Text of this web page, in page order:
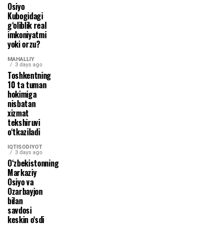
Osiyo
Kubogidagi
g‘oliblik real
imkoniyatmi
yoki orzu?
MAHALLIY
3 days ago
Toshkentning
10 ta tuman
hokimiga
nisbatan
xizmat
tekshiruvi
o‘tkaziladi
IQTISODIYOT
3 days ago
O‘zbekistonning
Markaziy
Osiyo va
Ozarbayjon
bilan
savdosi
keskin o‘sdi